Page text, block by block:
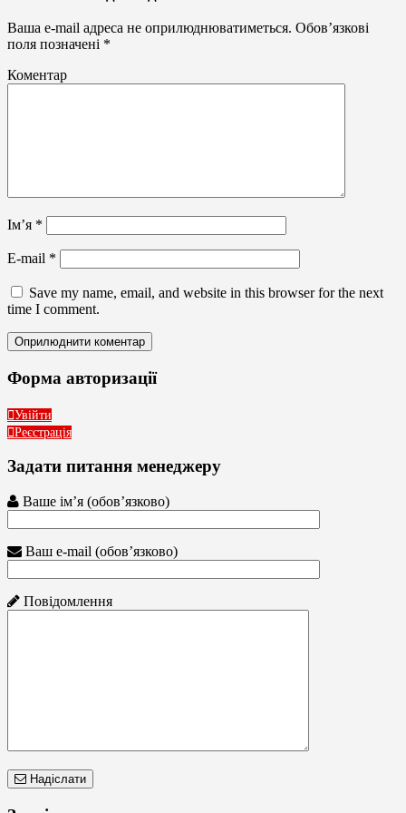
обладнання
Оформлення
елементів
інтер’єру
Ваша e-mail адреса не оприлюднюватиметься. Обов’язкові
поля позначені *
Коментар
Ім’я *
E-mail *
Save my name, email, and website in this browser for the next
time I comment.
Форма авторизації
Увійти
Реєстрація
Задати питання менеджеру
Ваше ім’я (обов’язково)
Ваш e-mail (обов’язково)
Повідомлення
Надіслати